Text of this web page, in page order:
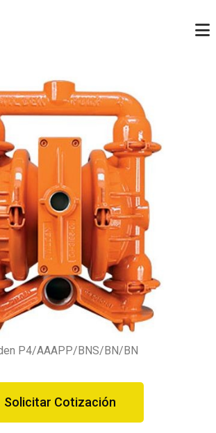
P4/AAAPP/BNS/BN/BN
Solicitar Cotización